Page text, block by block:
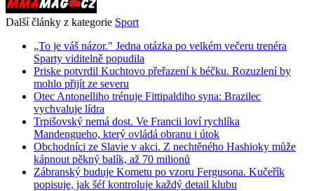
Další články z kategorie Sport
„To je váš názor." Jedna otázka po velkém večeru trenéra
Sparty viditelně popudila
Priske potvrdil Kuchtovo přeřazení k béčku. Rozuzlení by
mohlo přijít ze severu
Otec Antonelliho trénuje Fittipaldiho syna: Brazilec
vychvaluje lídra
Trpišovský nemá dost. Ve Francii loví rychlíka
Mandengueho, který ovládá obranu i útok
Obchodníci ze Slavie v akci. Z nechtěného Hashioky může
kápnout pěkný balík, až 70 milionů
Zábranský buduje Kometu po vzoru Fergusona. Kučeřík
popisuje, jak šéf kontroluje každý detail klubu